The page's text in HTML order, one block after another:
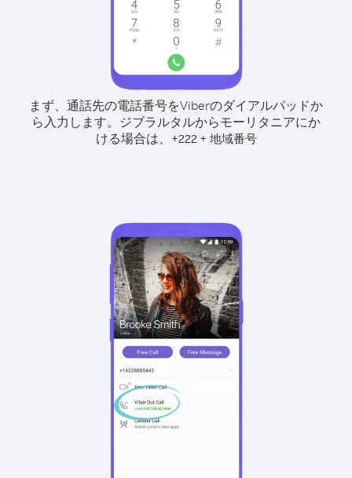
まず、通話先の電話番号をViberのダイアルパッドか
ら入力します。 ジブラルタルからモーリタニアにか
ける場合は、
+222+ 地域番号